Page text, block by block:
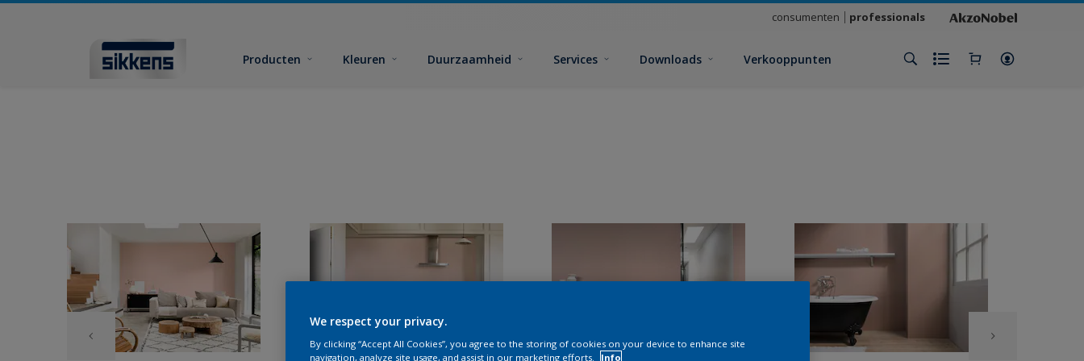
consumenten professionals
Producten Kleuren Duurzaamheid Services Downloads Verkooppunten
We respect your privacy.
By clicking “Accept All Cookies”, you agree to the storing of cookies on your device to enhance site
navigation, analyze site usage, and assist in our marketing efforts.
Info